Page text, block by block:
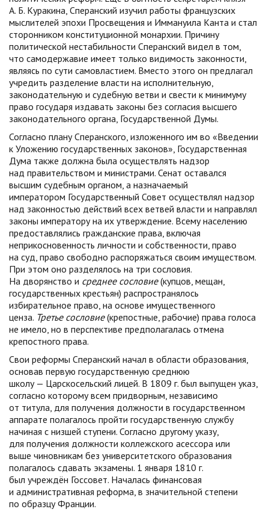
А. Б. Куракина, Сперанский изучил работы французских
мыслителей эпохи Просвещения и Иммануила Канта и стал
сторонником конституционной монархии. Причину
политической нестабильности Сперанский видел в том,
что самодержавие имеет только видимость законности,
являясь по сути самовластием. Вместо этого он предлагал
учредить разделение власти на исполнительную,
законодательную и судебную ветви и свести к минимуму
право государя издавать законы без согласия высшего
законодательного органа, Государственной Думы.
Согласно плану Сперанского, изложенного им во «Введении
к Уложению государственных законов», Государственная
Дума также должна была осуществлять надзор
над правительством и министрами. Сенат оставался
высшим судебным органом, а назначаемый
императором Государственный Совет осуществлял надзор
над законностью действий всех ветвей власти и направлял
законы императору на их утверждение. Всему населению
предоставлялись гражданские права, включая
неприкосновенность личности и собственности, право
на суд, право свободно распоряжаться своим имуществом.
При этом оно разделялось на три сословия.
На дворянство и среднее сословие(купцов, мещан,
государственных крестьян) распространялось
избирательное право, на основе имущественного
ценза. Третье сословие(крепостные, рабочие) права голоса
не имело, но в перспективе предполагалась отмена
крепостного права.
Свои реформы Сперанский начал в области образования,
основав первую государственную среднюю
школу — Царскосельский лицей. В 1809 г. был выпущен указ,
согласно которому всем придворным, независимо
от титула, для получения должности в государственном
аппарате полагалось пройти государственную службу
начиная с низшей ступени. Согласно другому указу,
для получения должности коллежского асессора или
выше чиновникам без университетского образования
полагалось сдавать экзамены. 1 января 1810 г.
был учреждён Госсовет. Началась финансовая
и административная реформа, в значительной степени
по образцу Франции.